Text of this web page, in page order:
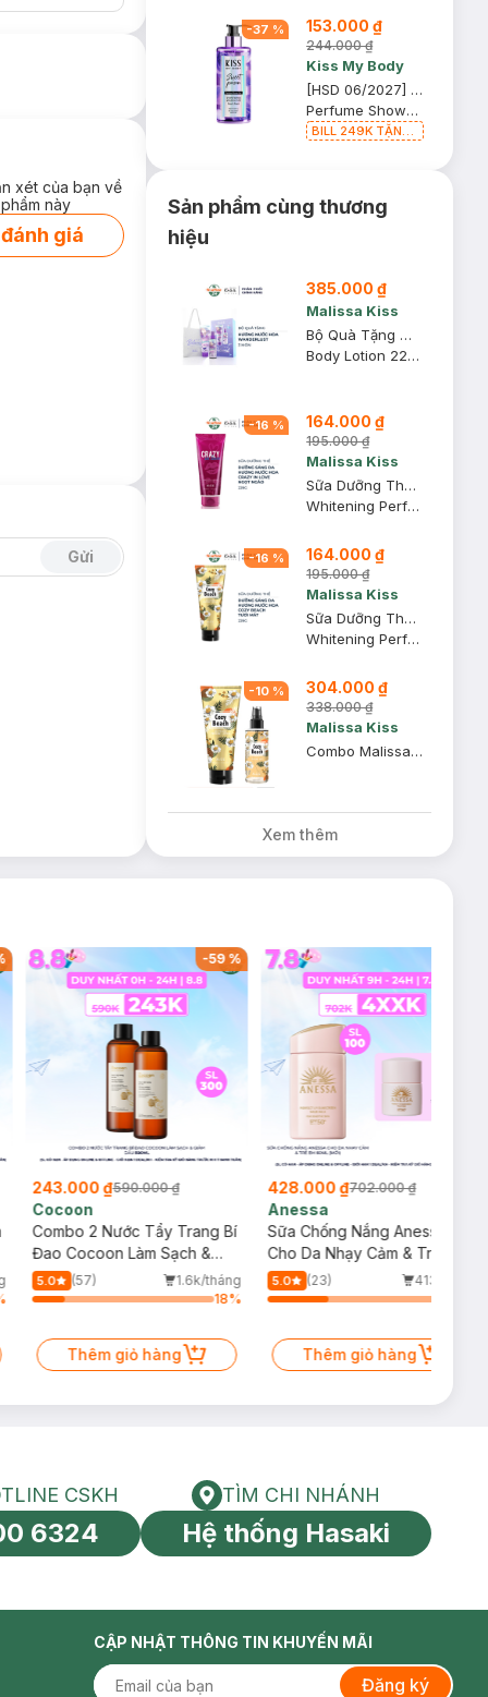
xét của bạn về
này
giá
Gửi
-37 % 153.000 ₫
244.000 ₫
Kiss My Body
[HSD 06/2027] Sữa Tắm Kiss My Body Hương Nước Hoa Sweet Poison 380ml
Perfume Shower Gel
BILL 249K TẶNG
Sản phẩm cùng thương
hiệu
385.000 ₫
Malissa Kiss
Bộ Quà Tặng Malissa Kiss For Beloved Wanderlust 3 Món
Body Lotion 226g + Body Mist 88ml + Tote Bag
-16 % 164.000 ₫
195.000 ₫
Malissa Kiss
Sữa Dưỡng Thể Malissa Kiss Sáng Da #Crazy In Love 226g
Whitening Perfume Body Lotion
-16 % 164.000 ₫
195.000 ₫
Malissa Kiss
Sữa Dưỡng Thể Malissa Kiss Sáng Da #Cozy Beach 226g
Whitening Perfume Lotion
-10 % 304.000 ₫
338.000 ₫
Malissa Kiss
Combo Malissa Kiss Dưỡng Thể & Xịt Thơm Cozy Beach
Xem thêm
-59%
243.000 ₫590.000 ₫
Cocoon
Combo 2 Nước Tẩy Trang Bí
Đao Cocoon Làm Sạch &
Giảm Dầu 500ml
5.0 (57)
1.6k/tháng
18%
Thêm giỏ hàng
428.000 ₫702.000 ₫
Anessa
Sữa Chống Nắng Anessa
Cho Da Nhạy Cảm & Trẻ Em
60ml (Mới)
5.0 (23)
413/tháng
Thêm giỏ hàng
toàn cầu
HOTLINE CSKH
CSKH
6324
Tìm chi nhánh
TÌM CHI NHÁNH
Hệ thống Hasaki
CẬP NHẬT THÔNG TIN KHUYẾN MÃI
Đăng ký